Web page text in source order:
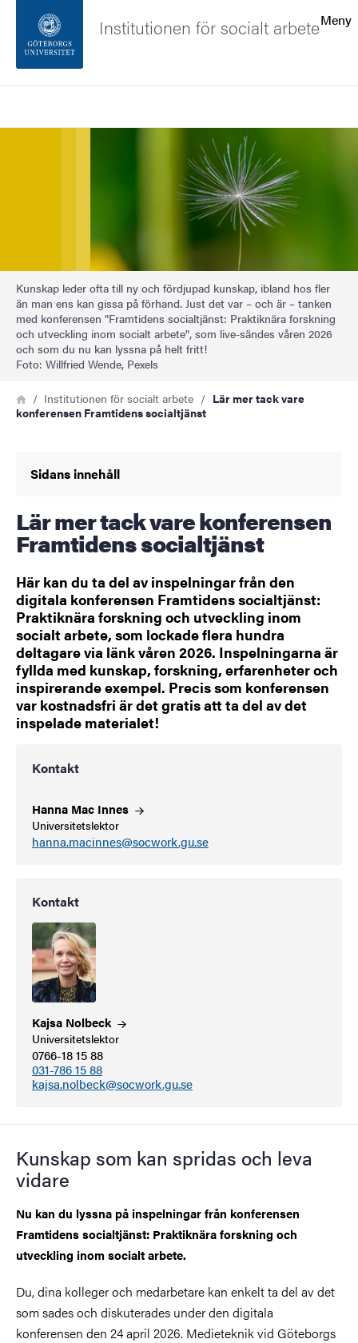
Sidfoten
Meny
Institutionen för socialt arbete
Bild
Kunskap leder ofta till ny och fördjupad kunskap, ibland hos fler
än man ens kan gissa på förhand. Just det var – och är – tanken
med konferensen "Framtidens socialtjänst: Praktiknära forskning
och utveckling inom socialt arbete", som live-sändes våren 2026
och som du nu kan lyssna på helt fritt!
Foto: Willfried Wende, Pexels
Länkstig
HemInstitutionen för socialt arbete
Lär mer tack vare
konferensen Framtidens socialtjänst
Sidans innehåll
Lär mer tack vare konferensen
Framtidens socialtjänst
Här kan du ta del av inspelningar från den
digitala konferensen Framtidens socialtjänst:
Praktiknära forskning och utveckling inom
socialt arbete, som lockade flera hundra
deltagare via länk våren 2026. Inspelningarna är
fyllda med kunskap, forskning, erfarenheter och
inspirerande exempel. Precis som konferensen
var kostnadsfri är det gratis att ta del av det
inspelade materialet!
Kontakt
Hanna Mac Innes
Universitetslektor
hanna.macinnes@socwork.gu.se
Kontakt
Kajsa Nolbeck
Universitetslektor
0766-18 15 88
031-786 15 88
kajsa.nolbeck@socwork.gu.se
Kunskap som kan spridas och leva
vidare
Nu kan du lyssna på inspelningar från konferensen
Framtidens socialtjänst: Praktiknära forskning och
utveckling inom socialt arbete.
Du, dina kolleger och medarbetare kan enkelt ta del av det
som sades och diskuterades under den digitala
konferensen den 24 april 2026. Medieteknik vid Göteborgs